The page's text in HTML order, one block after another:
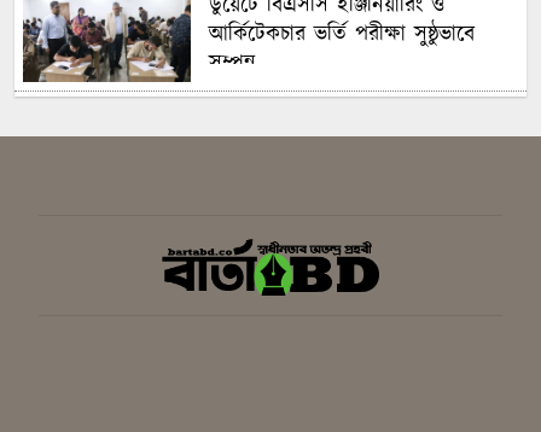
আর্কিটেকচার ভর্তি পরীক্ষা সুষ্ঠুভাবে
সম্পন্ন
ইয়াস বাংলাদেশের সচেতনতামূলক
কর্মশালা অনুষ্ঠিত